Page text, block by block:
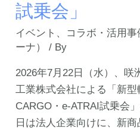
試乗会」
イベント 、 コラボ・活用事
ーナ）
/ By
2026年7月22日（水）、咲
工業株式会社による「新
CARGO・e-ATRAI試乗会
日は法人企業向けに、新商